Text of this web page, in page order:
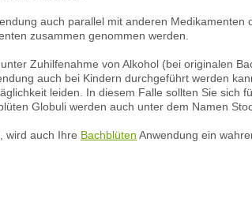
auch parallel mit anderen
zusammen genommen werden.
Zuhilfenahme von Alkohol (bei originalen
auch bei Kindern durchgeführt werden
leiden. In diesem Falle sollten Sie sich
Globuli werden auch unter dem Namen
wird auch Ihre Bachblüten Anwendung ein